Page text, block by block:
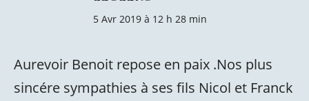
5 Avr 2019 à 12 h 28 min
Aurevoir Benoit repose en paix .Nos plus
sincére sympathies à ses fils Nicol et Franck